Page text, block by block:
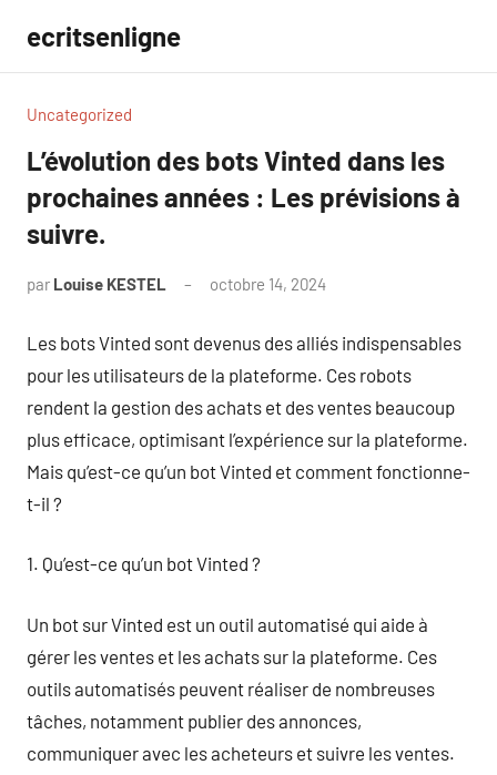
contenu
ecritsenligne
Uncategorized
L’évolution des bots Vinted dans les
prochaines années : Les prévisions à
suivre.
par Louise KESTEL octobre 14, 2024
Les bots Vinted sont devenus des alliés indispensables
pour les utilisateurs de la plateforme. Ces robots
rendent la gestion des achats et des ventes beaucoup
plus efficace, optimisant l’expérience sur la plateforme.
Mais qu’est-ce qu’un bot Vinted et comment fonctionne-
t-il ?
1. Qu’est-ce qu’un bot Vinted ?
Un bot sur Vinted est un outil automatisé qui aide à
gérer les ventes et les achats sur la plateforme. Ces
outils automatisés peuvent réaliser de nombreuses
tâches, notamment publier des annonces,
communiquer avec les acheteurs et suivre les ventes.